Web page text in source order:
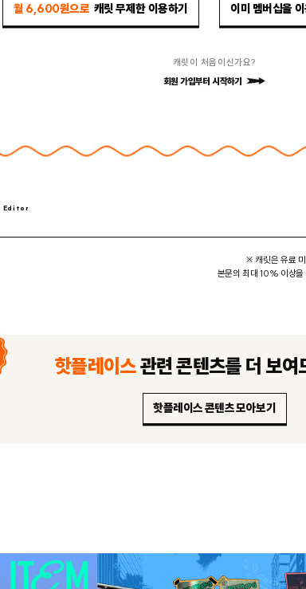
월 6,600원으로 캐릿 무제한 이용하기 이미 멤버십을
캐릿이 처음이신가요?
회원 가입부터 시작하기
※ 캐릿은 유료
본문의 최대 10% 이상을
핫플레이스관련 콘텐츠를 더 보여
핫플레이스 콘텐츠 모아보기